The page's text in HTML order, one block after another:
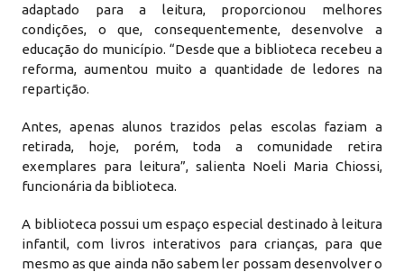
adaptado para a leitura, proporcionou melhores
condições, o que, consequentemente, desenvolve a
educação do município. “Desde que a biblioteca recebeu a
reforma, aumentou muito a quantidade de ledores na
repartição.
Antes, apenas alunos trazidos pelas escolas faziam a
retirada, hoje, porém, toda a comunidade retira
exemplares para leitura”, salienta Noeli Maria Chiossi,
funcionária da biblioteca.
A biblioteca possui um espaço especial destinado à leitura
infantil, com livros interativos para crianças, para que
mesmo as que ainda não sabem ler possam desenvolver o